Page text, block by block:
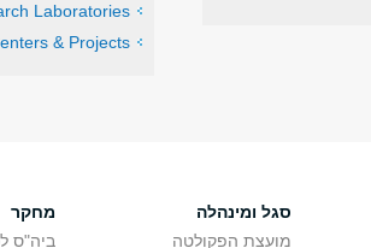
Laboratories
& Projects
סגל ומינהלה
מועצת הפקולטה
מחקר
ביה"ס